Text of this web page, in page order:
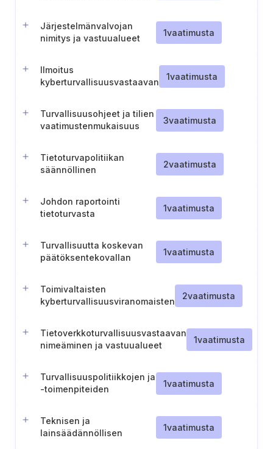
Järjestelmänvalvojan
nimitys ja vastuualueet
1vaatimusta
Ilmoitus
kyberturvallisuusvastaavan
1vaatimusta
Turvallisuusohjeet ja tilien
vaatimustenmukaisuus
3vaatimusta
Tietoturvapolitiikan
säännöllinen
2vaatimusta
Johdon raportointi
tietoturvasta
1vaatimusta
Turvallisuutta koskevan
päätöksentekovallan
1vaatimusta
Toimivaltaisten
kyberturvallisuusviranomaisten
2vaatimusta
Tietoverkkoturvallisuusvastaavan
nimeäminen ja vastuualueet
1vaatimusta
Turvallisuuspolitiikkojen ja
-toimenpiteiden
1vaatimusta
Teknisen ja
lainsäädännöllisen
1vaatimusta